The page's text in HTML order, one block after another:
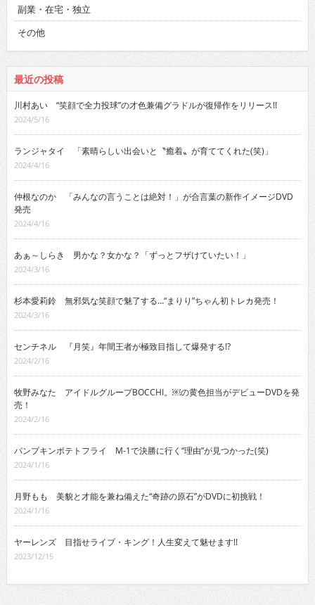
副業・在宅・独立
その他
最近の投稿
川村あい “笑顔で全力投球”の才色兼備グラドルが復帰作をリリース!!
2024/5/16
ランジャタイ 「素晴らしい出会いと〝癒着〟が育ててくれた(笑)」
2024/4/16
仲根なのか 「みんなの言うことは絶対！」が合言葉の新作イメージDVD
発売
2024/4/16
あぁ～しらき 男かな？女かな？「ずっとフザけていたい！」
2024/3/16
杉本愛莉鈴 無邪気な笑顔で魅了する…“まりり”ちゃん初トレカ発売！
2024/3/16
センチネル 『月笑』年間王者が極致目指して爆発する!?
2024/2/16
牧野みなた アイドルグループBOCCHI。￼の黄色担当がデビューDVDを発
売！
2024/2/16
パンプキンポテトフライ M-1で決勝に行く“理由”が見つかった(笑)
2024/1/16
月野もも 美貌と才能を兼ね備えた“奇跡の原石”がDVDに初挑戦！
2024/1/16
ヤーレンズ 目指せライブ・キング！人生変えて魅せます!!
2023/12/15